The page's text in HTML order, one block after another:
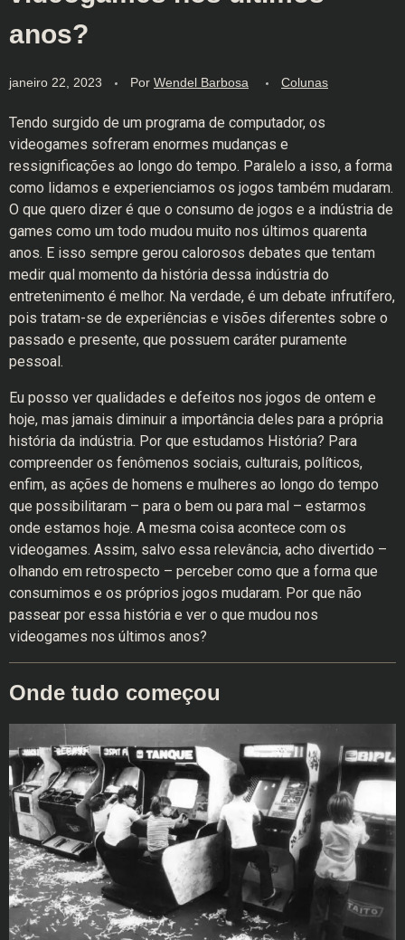
anos?
janeiro 22, 2023 Por Wendel Barbosa Colunas
Tendo surgido de um programa de computador, os
videogames sofreram enormes mudanças e
ressignificações ao longo do tempo. Paralelo a isso, a forma
como lidamos e experienciamos os jogos também mudaram.
O que quero dizer é que o consumo de jogos e a indústria de
games como um todo mudou muito nos últimos quarenta
anos. E isso sempre gerou calorosos debates que tentam
medir qual momento da história dessa indústria do
entretenimento é melhor. Na verdade, é um debate infrutífero,
pois tratam-se de experiências e visões diferentes sobre o
passado e presente, que possuem caráter puramente
pessoal.
Eu posso ver qualidades e defeitos nos jogos de ontem e
hoje, mas jamais diminuir a importância deles para a própria
história da indústria. Por que estudamos História? Para
compreender os fenômenos sociais, culturais, políticos,
enfim, as ações de homens e mulheres ao longo do tempo
que possibilitaram – para o bem ou para mal – estarmos
onde estamos hoje. A mesma coisa acontece com os
videogames. Assim, salvo essa relevância, acho divertido –
olhando em retrospecto – perceber como que a forma que
consumimos e os próprios jogos mudaram. Por que não
passear por essa história e ver o que mudou nos
videogames nos últimos anos?
Onde tudo começou